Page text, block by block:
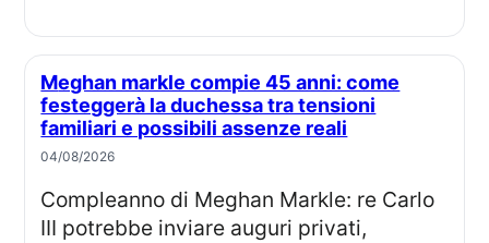
Meghan markle compie 45 anni: come
festeggerà la duchessa tra tensioni
familiari e possibili assenze reali
04/08/2026
Compleanno di Meghan Markle: re Carlo
III potrebbe inviare auguri privati,